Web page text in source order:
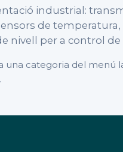
industrial:
de
nivell per a control de
una categoria del menú